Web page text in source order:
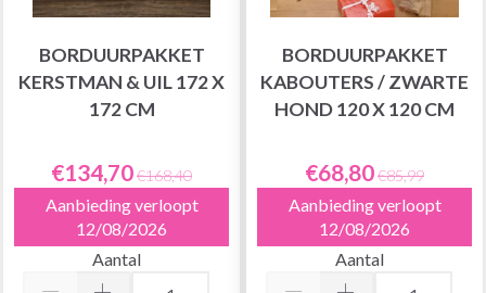
BORDUURPAKKET
KERSTMAN & UIL 172 X
172 CM
€134,70€168,40
Aanbieding verloopt
12/08/2026
Aantal
BORDUURPAKKET
KABOUTERS / ZWARTE
HOND 120 X 120 CM
€68,80€85,99
Aanbieding verloopt
12/08/2026
Aantal